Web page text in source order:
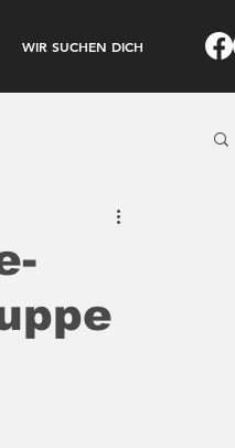
WIR SUCHEN DICH